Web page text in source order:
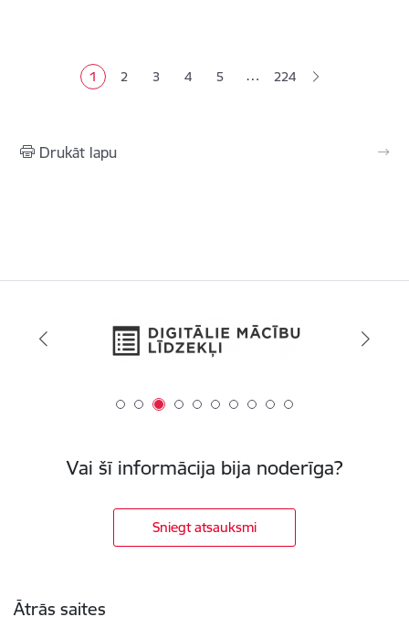
Pašreizējā lapa
1 Lapa
2 Lapa
3 Lapa
4 Lapa
5 … 224
Drukāt lapu
Vai šī informācija bija noderīga?
Sniegt atsauksmi
Ātrās saites